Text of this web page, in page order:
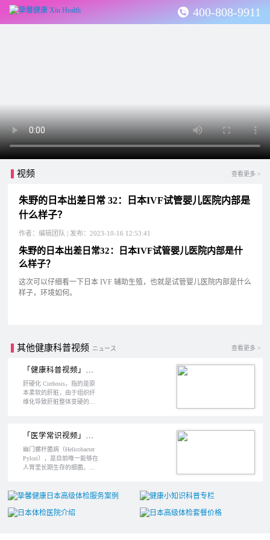
400-808-9911
视频 查看更多 >
朱野的日本出差日常 32：日本IVF试管婴儿医院内部是
什么样子？
作者：编辑团队 | 发布：2023-10-16 12:53:41
朱野的日本出差日常32：日本IVF试管婴儿医院内部是什
么样子？
这次可以仔细看一下日本 IVF 辅助生殖，也就是试管婴儿医院内部是什么
样子，环境如何。
其他健康科普视频 ニュース 查看更多 >
「健康科普视频」什么是肝硬化？如何检查和预防？
肝硬化 Cirrhosis，指的是原
本柔软的肝脏，由于组织纤
维化导致肝脏整体变硬的一
肝病毒，大约占整体的80%
左右，酒精导致的肝脏受损
大约占10%左右，剩余的10%
是由药物副作用或自身免疫
幽门螺杆菌病（Helicobacter
Pylori），是目前唯一能够在
人胃里长期生存的细菌。胃
非常强的酸性了。几乎能杀
杆菌却可以长期在胃部强酸